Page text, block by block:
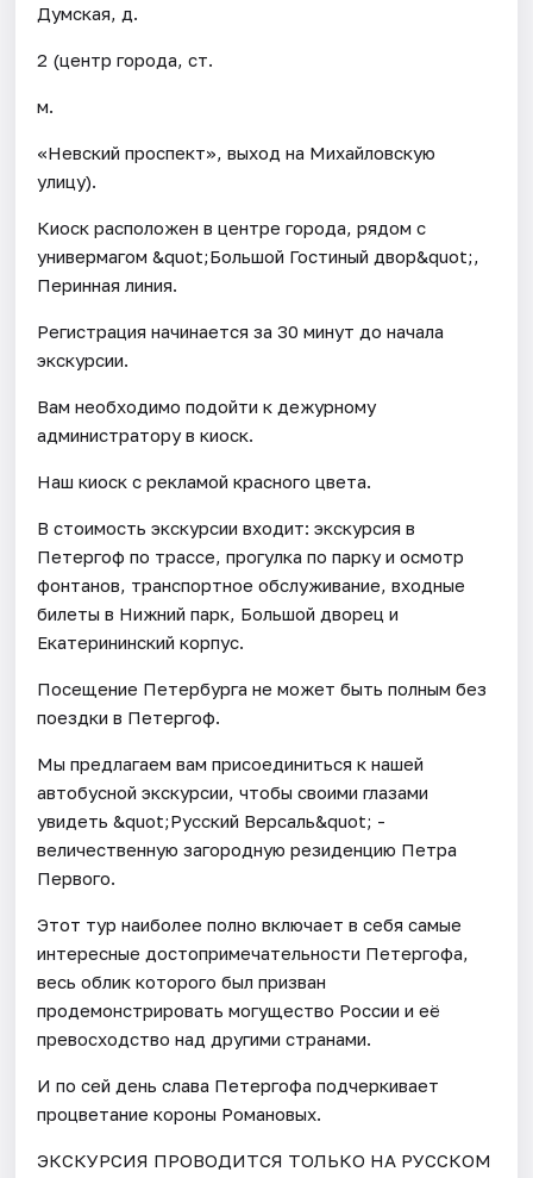
Думская, д.
2 (центр города, ст.
м.
«Невский проспект», выход на Михайловскую
улицу).
Киоск расположен в центре города, рядом с
универмагом &quot;Большой Гостиный двор&quot;,
Перинная линия.
Регистрация начинается за 30 минут до начала
экскурсии.
Вам необходимо подойти к дежурному
администратору в киоск.
Наш киоск с рекламой красного цвета.
В стоимость экскурсии входит: экскурсия в
Петергоф по трассе, прогулка по парку и осмотр
фонтанов, транспортное обслуживание, входные
билеты в Нижний парк, Большой дворец и
Екатерининский корпус.
Посещение Петербурга не может быть полным без
поездки в Петергоф.
Мы предлагаем вам присоединиться к нашей
автобусной экскурсии, чтобы своими глазами
увидеть &quot;Русский Версаль&quot; -
величественную загородную резиденцию Петра
Первого.
Этот тур наиболее полно включает в себя самые
интересные достопримечательности Петергофа,
весь облик которого был призван
продемонстрировать могущество России и её
превосходство над другими странами.
И по сей день слава Петергофа подчеркивает
процветание короны Романовых.
ЭКСКУРСИЯ ПРОВОДИТСЯ ТОЛЬКО НА РУССКОМ